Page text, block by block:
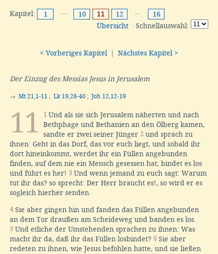
Kapitel: 1 ··· 10 11 12 ···
16
Übersicht · Schnellauswahl:
< Vorheriges Kapitel Nächstes Kapitel >
Der Einzug des Messias Jesus in Jerusalem
→ Mt 21,1-11 ; Lk 19,28-40 ; Joh 12,12-19
11 1 Und als sie sich Jerusalem näherten und nach
Bethphage und Bethanien an den Ölberg kamen,
sandte er zwei seiner Jünger 2 und sprach zu
ihnen: Geht in das Dorf, das vor euch liegt, und sobald ihr
dort hineinkommt, werdet ihr ein Füllen angebunden
finden, auf dem nie ein Mensch gesessen hat; bindet es los
und führt es her! 3 Und wenn jemand zu euch sagt: Warum
tut ihr das? so sprecht: Der Herr braucht es!, so wird er es
sogleich hierher senden.
4Sie aber gingen hin und fanden das Füllen angebunden
an dem Tor draußen am Scheideweg und banden es los.
5 Und etliche der Umstehenden sprachen zu ihnen: Was
macht ihr da, daß ihr das Füllen losbindet? 6 Sie aber
redeten zu ihnen, wie Jesus befohlen hatte, und sie ließen